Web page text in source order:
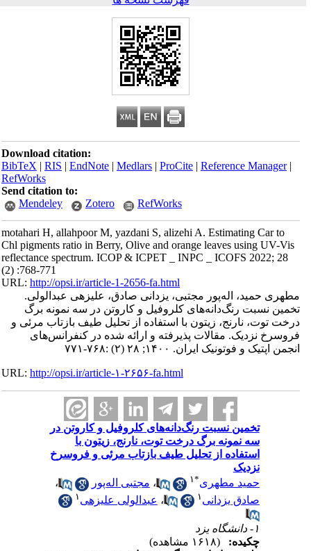
Download citation:
BibTeX|RIS|EndNote|Medlars|ProCite|Reference Manager
RefWorks
Send citation to:
Mendeley
Zotero RefWorks
motahari H, allahpoor M, yazdani S, alizehi A. Estimating Car to
Chl pigments ratio in Berry, Olive and orange leaves using UV-Vis
reflectance spectrum. ICOP & ICPET _ INPC _ ICOFS 2022; 28
(2) :768-771
URL:http://opsi.ir/article-1-2656-fa.html
مطهری حمید، اله‌پور مجتبی، یزدانی صادق، علیزهی عبدالولی.
تخمین نسبت رنگ‌‌دانه‌های کلروفیل و کاروتن در سه نمونه برگ
درخت توت، نارنج، زیتون با استفاده از تحلیل طیف بازتاب مرئی و
فروسرخ نزدیک. مقالات پذیرفته و ارائه شده در کنفرانس‌های
انجمن اپتیک و فوتونیک ایران. ۱۴۰۰; ۲۸ (۲) :۷۶۸-۷۷۱
URL:http://opsi.ir/article-۱-۲۶۵۶-fa.html
تخمین نسبت رنگ‌‌دانه‌های کلروفیل و کاروتن در
سه نمونه برگ درخت توت، نارنج، زیتون با
استفاده از تحلیل طیف بازتاب مرئی و فروسرخ
نزدیک
حمید مطهری* ۱ ،مجتبی اله‌پور
،
صادق یزدانی
،عبدالولی علیزهی
چکیده: